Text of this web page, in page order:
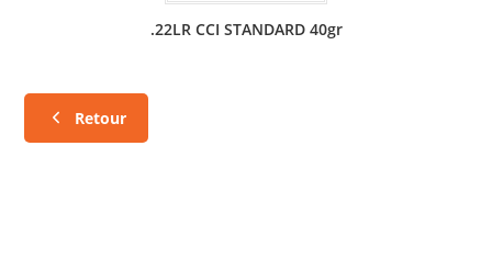
.22LR CCI STANDARD 40gr
Retour